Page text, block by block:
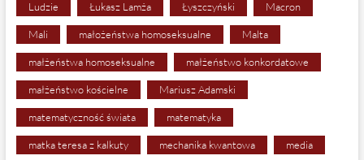
Ludzie Łukasz Lamża Łyszczyński Macron
Mali małożeństwa homoseksualne Malta
małżeństwa homoseksualne małżeństwo konkordatowe
małżeństwo kościelne Mariusz Adamski
matematyczność świata matematyka
matka teresa z kalkuty mechanika kwantowa media